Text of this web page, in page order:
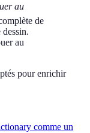
au
de
au
pour enrichir
comme un